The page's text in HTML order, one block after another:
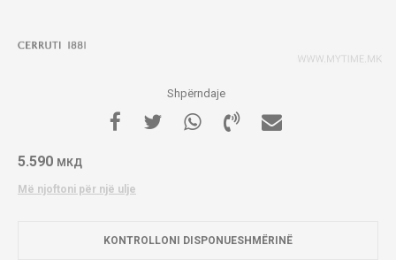
Shpërndaje
5.590 МКД
Më njoftoni për një ulje
KONTROLLONI DISPONUESHMËRINË